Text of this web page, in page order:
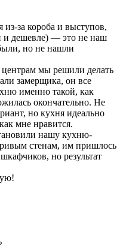
из-за короба и выступов,
и дешевле) — это не наш
но не нашли
мы решили делать
замерщика, он все
именно такой, как
окончательно. Не
но кухня идеально
мне нравится.
нашу кухню-
стенам, им пришлось
но результат